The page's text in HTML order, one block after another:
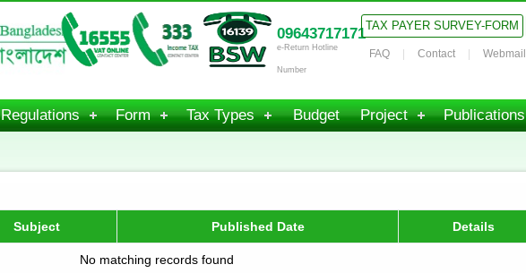
09643717171
e-Return Hotline
Number
TAX PAYER SURVEY-FORM
FAQ Contact Webmail
Regulations Form Tax Types Budget Project Publications
Subject Published Date Details
No matching records found